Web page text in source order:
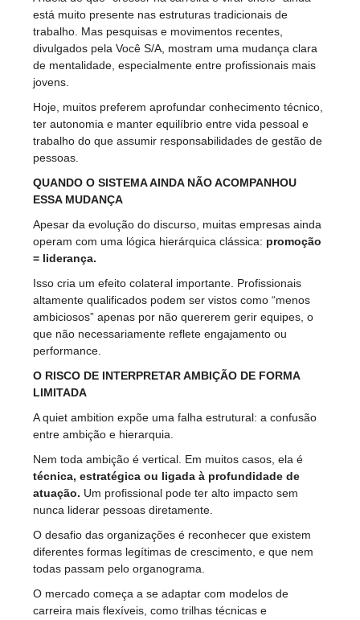
está muito presente nas estruturas tradicionais de
trabalho. Mas pesquisas e movimentos recentes,
divulgados pela Você S/A, mostram uma mudança clara
de mentalidade, especialmente entre profissionais mais
jovens.
Hoje, muitos preferem aprofundar conhecimento técnico,
ter autonomia e manter equilíbrio entre vida pessoal e
trabalho do que assumir responsabilidades de gestão de
pessoas.
QUANDO O SISTEMA AINDA NÃO ACOMPANHOU
ESSA MUDANÇA
Apesar da evolução do discurso, muitas empresas ainda
operam com uma lógica hierárquica clássica: promoção
= liderança.
Isso cria um efeito colateral importante. Profissionais
altamente qualificados podem ser vistos como “menos
ambiciosos” apenas por não quererem gerir equipes, o
que não necessariamente reflete engajamento ou
performance.
O RISCO DE INTERPRETAR AMBIÇÃO DE FORMA
LIMITADA
A quiet ambition expõe uma falha estrutural: a confusão
entre ambição e hierarquia.
Nem toda ambição é vertical. Em muitos casos, ela é
técnica, estratégica ou ligada à profundidade de
atuação. Um profissional pode ter alto impacto sem
nunca liderar pessoas diretamente.
O desafio das organizações é reconhecer que existem
diferentes formas legítimas de crescimento, e que nem
todas passam pelo organograma.
O mercado começa a se adaptar com modelos de
carreira mais flexíveis, como trilhas técnicas e